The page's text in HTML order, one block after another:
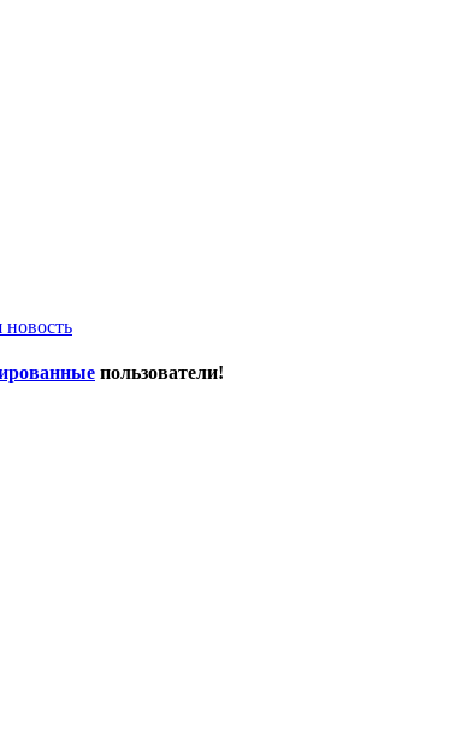
пользователи!